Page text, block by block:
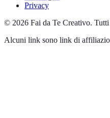
Privacy
© 2026 Fai da Te Creativo.
Alcuni link sono link di